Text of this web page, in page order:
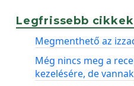
Legfrissebb cikkek
Megmenthető az
Még nincs meg a
kezelésére, de